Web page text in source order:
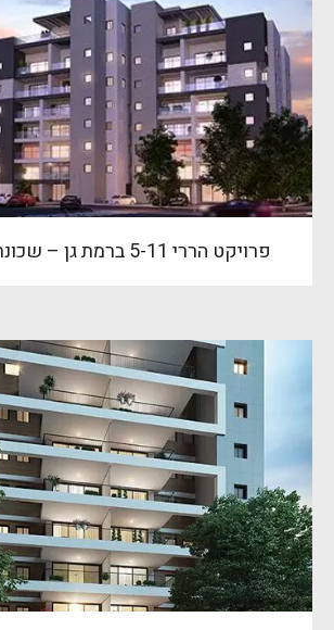
פרויקט הררי 5-11 ברמת גן – שכונת נוה יהושע